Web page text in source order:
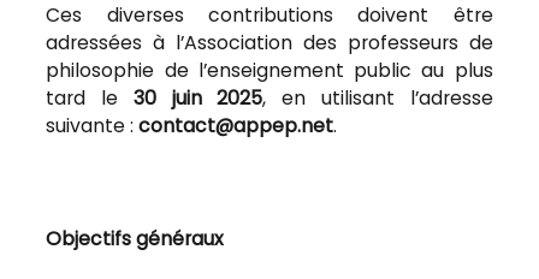
Ces diverses contributions doivent être
adressées à l’Association des professeurs de
philosophie de l’enseignement public au plus
tard le 30 juin 2025, en utilisant l’adresse
suivante :contact@appep.net.
Objectifs généraux